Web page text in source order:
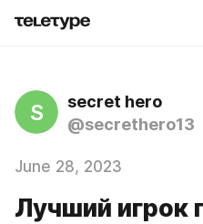
S
secret hero
@secrethero13
June 28, 2023
Лучший игрок